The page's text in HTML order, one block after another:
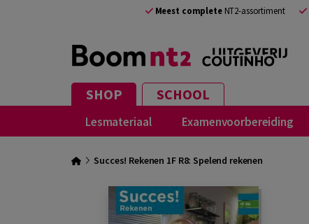
Meest completeNT2-assortiment
SHOP SCHOOL
Lesmateriaal Examenvoorbereiding
Succes! Rekenen 1F R8: Spelend rekenen